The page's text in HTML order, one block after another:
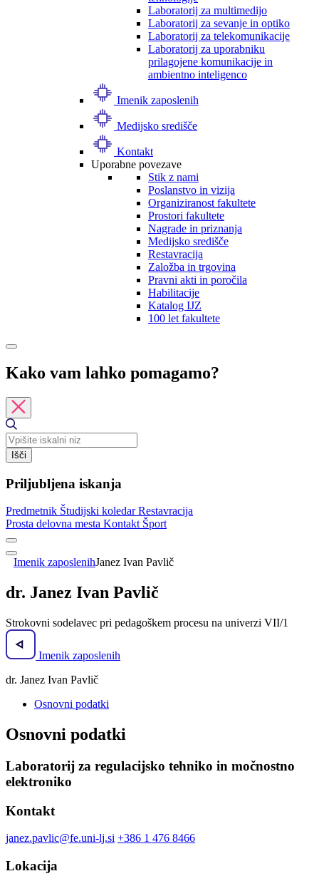
Laboratorij za multimedijo
Laboratorij za sevanje in optiko
Laboratorij za telekomunikacije
Laboratorij za uporabniku
prilagojene komunikacije in
ambientno inteligenco
Imenik zaposlenih
Medijsko središče
Kontakt
Uporabne povezave
Stik z nami
Poslanstvo in vizija
Organiziranost fakultete
Prostori fakultete
Nagrade in priznanja
Medijsko središče
Restavracija
Založba in trgovina
Pravni akti in poročila
Habilitacije
Katalog IJZ
100 let fakultete
Kako vam lahko pomagamo?
Išči
Priljubljena iskanja
Predmetnik Študijski koledarRestavracija
Prosta delovna mesta Kontakt Šport
Imenik zaposlenihJanez Ivan Pavlič
dr. Janez Ivan Pavlič
Strokovni sodelavec pri pedagoškem procesu na univerzi VII/1
Imenik zaposlenih
dr. Janez Ivan Pavlič
Osnovni podatki
Osnovni podatki
Laboratorij za regulacijsko tehniko in močnostno
elektroniko
Kontakt
janez.pavlic@fe.uni-lj.si +386 1 476 8466
Lokacija